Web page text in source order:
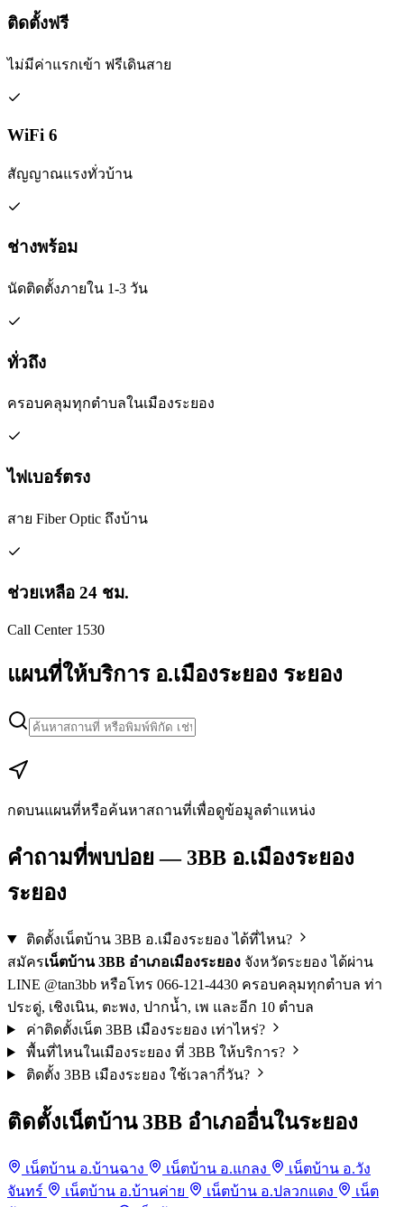
ติดตั้งฟรี
ไม่มีค่าแรกเข้า ฟรีเดินสาย
WiFi 6
สัญญาณแรงทั่วบ้าน
ช่างพร้อม
นัดติดตั้งภายใน 1-3 วัน
ทั่วถึง
ครอบคลุมทุกตำบลในเมืองระยอง
ไฟเบอร์ตรง
สาย Fiber Optic ถึงบ้าน
ช่วยเหลือ 24 ชม.
Call Center 1530
แผนที่ให้บริการ อ.เมืองระยอง ระยอง
+
กดบนแผนที่หรือค้นหาสถานที่เพื่อดูข้อมูลตำแหน่ง
คำถามที่พบบ่อย — 3BB อ.เมืองระยอง
ระยอง
ติดตั้งเน็ตบ้าน 3BB อ.เมืองระยอง ได้ที่ไหน?
สมัครเน็ตบ้าน 3BB อำเภอเมืองระยอง จังหวัดระยอง ได้ผ่าน
LINE @tan3bb หรือโทร 066-121-4430 ครอบคลุมทุกตำบล ท่า
ประดู่, เชิงเนิน, ตะพง, ปากน้ำ, เพ และอีก 10 ตำบล
ค่าติดตั้งเน็ต 3BB เมืองระยอง เท่าไหร่?
พื้นที่ไหนในเมืองระยอง ที่ 3BB ให้บริการ?
ติดตั้ง 3BB เมืองระยอง ใช้เวลากี่วัน?
ติดตั้งเน็ตบ้าน 3BB อำเภออื่นในระยอง
เน็ตบ้าน อ.บ้านฉาง เน็ตบ้าน อ.แกลง
เน็ตบ้าน อ.วัง
จันทร์
เน็ตบ้าน อ.บ้านค่าย เน็ตบ้าน อ.ปลวกแดง
เน็ต